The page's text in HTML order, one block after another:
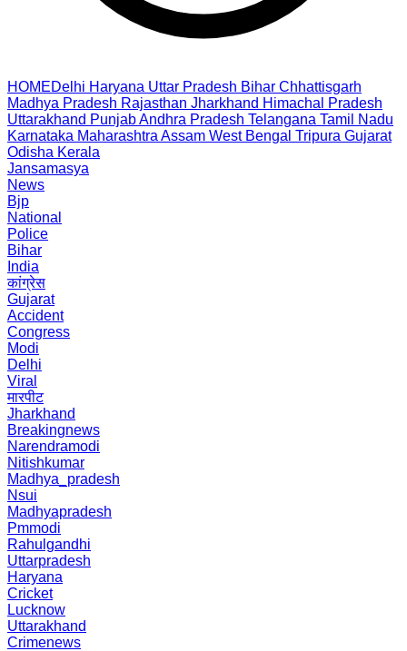
HOMEDelhi Haryana Uttar Pradesh Bihar Chhattisgarh
Madhya Pradesh Rajasthan Jharkhand Himachal Pradesh
Uttarakhand PunjabAndhra Pradesh Telangana Tamil Nadu
Karnataka Maharashtra Assam West Bengal Tripura Gujarat
Odisha Kerala
Jansamasya
News
Bjp
National
Police
Bihar
India
कांग्रेस
Gujarat
Accident
Congress
Modi
Delhi
Viral
मारपीट
Jharkhand
Breakingnews
Narendramodi
Nitishkumar
Madhya_pradesh
Nsui
Madhyapradesh
Pmmodi
Rahulgandhi
Uttarpradesh
Haryana
Cricket
Lucknow
Uttarakhand
Crimenews